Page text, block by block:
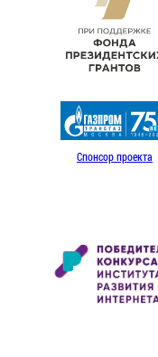
Спонсор проекта